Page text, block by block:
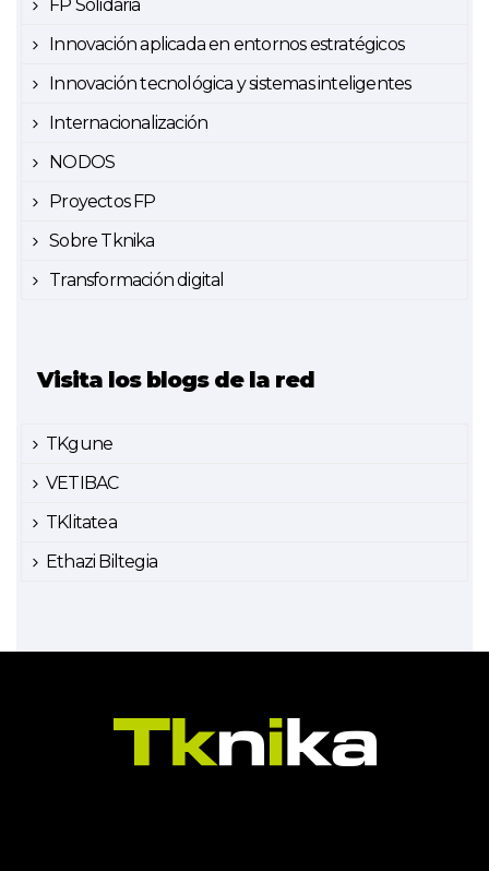
FP Solidaria
Innovación aplicada en entornos estratégicos
Innovación tecnológica y sistemas inteligentes
Internacionalización
NODOS
Proyectos FP
Sobre Tknika
Transformación digital
Visita los blogs de la red
TKgune
VETIBAC
TKlitatea
Ethazi Biltegia